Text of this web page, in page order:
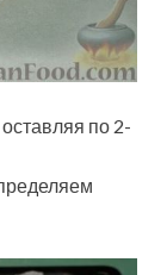
по 2-